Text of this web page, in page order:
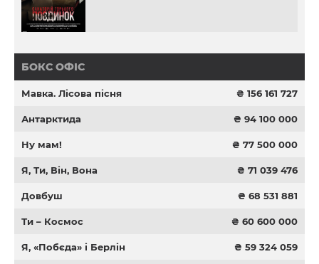
БОКС ОФІС
Мавка. Лісова пісня ₴ 156 161 727
Антарктида ₴ 94 100 000
Ну мам! ₴ 77 500 000
Я, Ти, Він, Вона ₴ 71 039 476
Довбуш ₴ 68 531 881
Ти – Космос ₴ 60 600 000
Я, «Побєда» і Берлін ₴ 59 324 059